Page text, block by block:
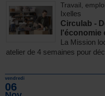
Travail, emploi
Ixelles
Circulab -
l'économie
La Mission
atelier de 4 semaines pour
vendredi
06